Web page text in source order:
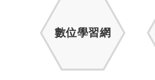
數位學習網